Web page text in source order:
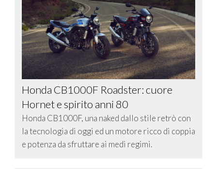
Honda CB1000F Roadster: cuore
Hornet e spirito anni 80
Honda CB1000F, una naked dallo stile retrò con
la tecnologia di oggi ed un motore ricco di coppia
e potenza da sfruttare ai medi regimi.